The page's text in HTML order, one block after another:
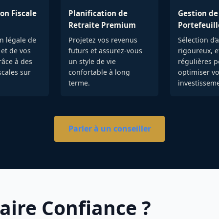
Fiscale
légale de
de vos
à des
sur
Planification de
Retraite Premium
Projetez vos revenus
futurs et assurez-vous
un style de vie
confortable à long
terme.
Gestion de
Sélection
rigoureux,
régulières
optimiser
Parler à un conseiller
Confiance ?